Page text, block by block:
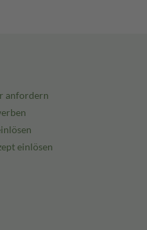
anfordern
einlösen